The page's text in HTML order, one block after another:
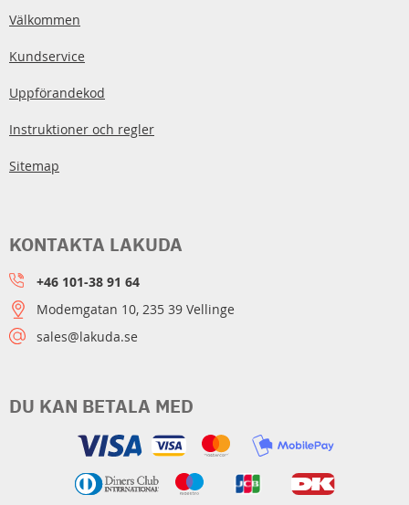
Välkommen
Kundservice
Uppförandekod
Instruktioner och regler
Sitemap
DU KAN BETALA MED
KONTAKTA LAKUDA
+46 101-38 91 64
Modemgatan 10, 235 39 Vellinge
sales@lakuda.se